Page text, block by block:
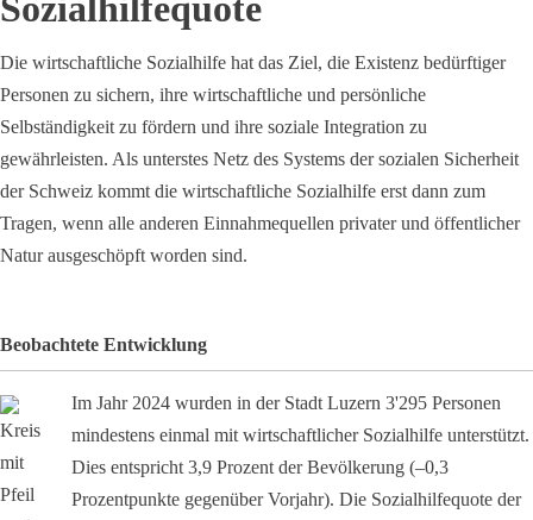
Die wirtschaftliche Sozialhilfe hat das Ziel, die Existenz bedürftiger
Personen zu sichern, ihre wirtschaftliche und persönliche
Selbständigkeit zu fördern und ihre soziale Integration zu
gewährleisten. Als unterstes Netz des Systems der sozialen Sicherheit
der Schweiz kommt die wirtschaftliche Sozialhilfe erst dann zum
Tragen, wenn alle anderen Einnahmequellen privater und öffentlicher
Natur ausgeschöpft worden sind.
Beobachtete Entwicklung
Im Jahr 2024 wurden in der Stadt Luzern 3'295 Personen
mindestens einmal mit wirtschaftlicher Sozialhilfe unterstützt.
Dies entspricht 3,9 Prozent der Bevölkerung (–0,3
Prozentpunkte gegenüber Vorjahr). Die Sozialhilfequote der